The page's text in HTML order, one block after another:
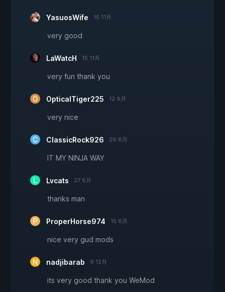
YasuosWife 15 11月
very good
LaWatcH 15 11月
very fun thank you
OpticalTiger225 12 9月
very nice
ClassicRock926 26 8月
IT MY NINJA WAY
Lvcats 27 6月
thanks man
ProperHorse974 15 6月
nice very gud mods
nadjibarab 9 12月
its very good thank you WeMod